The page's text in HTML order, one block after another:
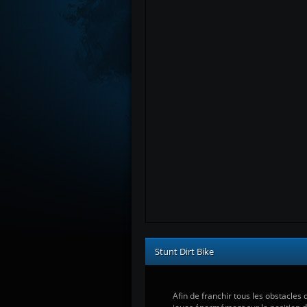
Stunt Dirt Bike
Afin de franchir tous les obstacles